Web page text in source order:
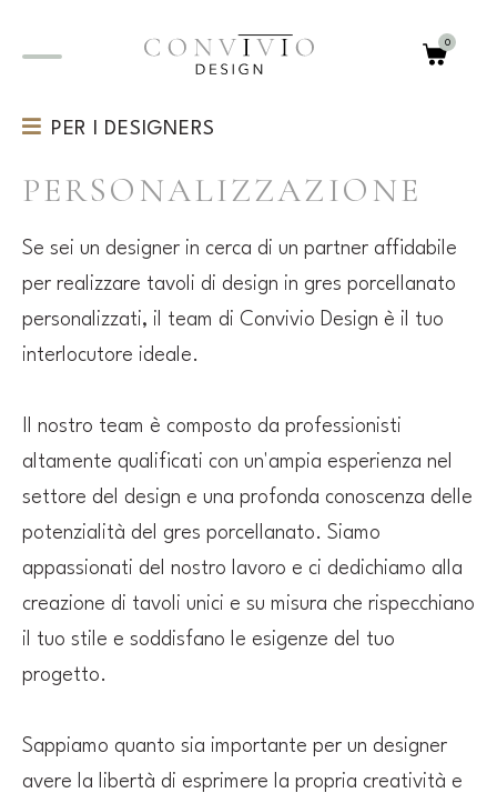
0
PER I DESIGNERS
PERSONALIZZAZIONE
PERSONALIZZAZIONE
Se sei un designer in cerca di un partner affidabile
per realizzare tavoli di design in gres porcellanato
personalizzati, il team di Convivio Design è il tuo
interlocutore ideale.
Il nostro team è composto da professionisti
altamente qualificati con un'ampia esperienza nel
settore del design e una profonda conoscenza delle
potenzialità del gres porcellanato. Siamo
appassionati del nostro lavoro e ci dedichiamo alla
creazione di tavoli unici e su misura che rispecchiano
il tuo stile e soddisfano le esigenze del tuo
progetto.
Sappiamo quanto sia importante per un designer
avere la libertà di esprimere la propria creatività e